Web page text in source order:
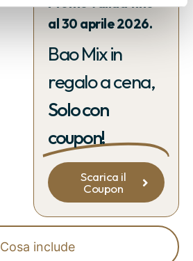
Cosa include
al 30 aprile 2026.
Bao Mix in
regalo a cena,
Solo con
coupon!
Scarica il
Coupon